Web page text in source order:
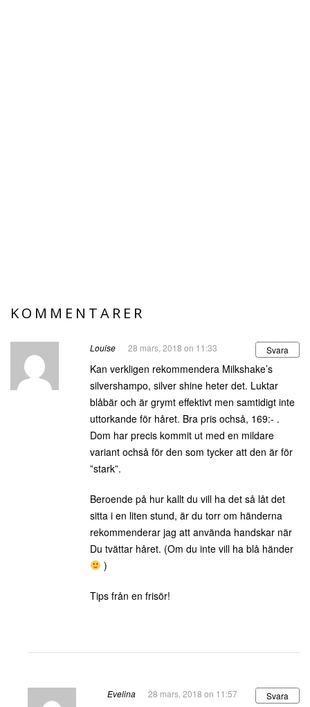
KOMMENTARER
Louise 28 mars, 2018 on 11:33 Svara
Kan verkligen rekommendera Milkshake’s
silvershampo, silver shine heter det. Luktar
blåbär och är grymt effektivt men samtidigt inte
uttorkande för håret. Bra pris ochså, 169:- .
Dom har precis kommit ut med en mildare
variant ochså för den som tycker att den är för
”stark”.
Beroende på hur kallt du vill ha det så låt det
sitta i en liten stund, är du torr om händerna
rekommenderar jag att använda handskar när
Du tvättar håret. (Om du inte vill ha blå händer
)
Tips från en frisör!
Evelina 28 mars, 2018 on 11:57 Svara